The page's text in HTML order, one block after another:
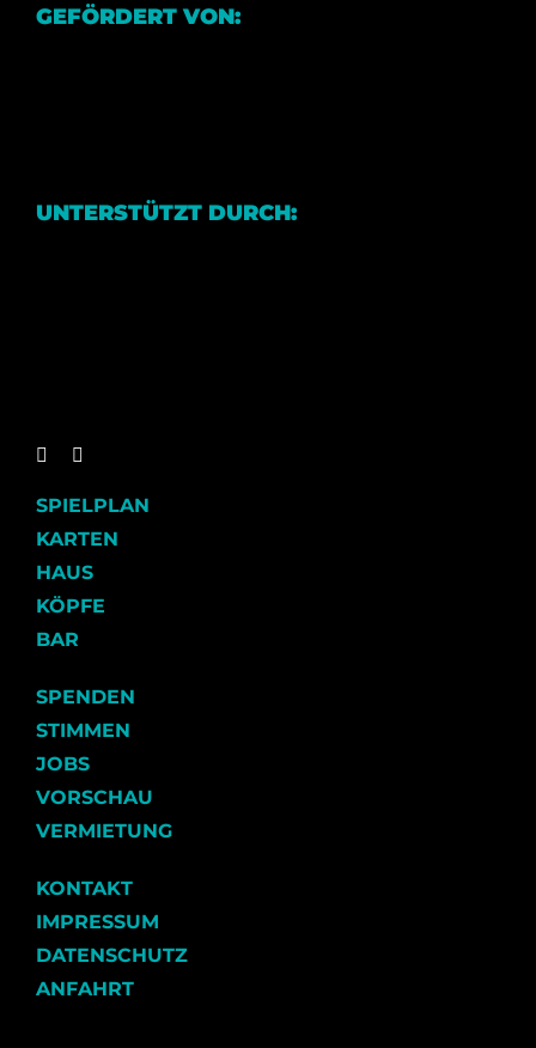
GEFÖRDERT VON:
UNTERSTÜTZT DURCH:
SPIELPLAN
KARTEN
HAUS
KÖPFE
BAR
SPENDEN
STIMMEN
JOBS
VORSCHAU
VERMIETUNG
KONTAKT
IMPRESSUM
DATENSCHUTZ
ANFAHRT